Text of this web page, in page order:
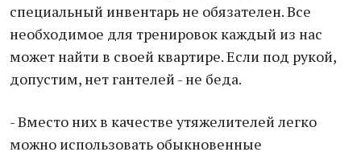
специальный инвентарь не обязателен. Все
необходимое для тренировок каждый из нас
может найти в своей квартире. Если под рукой,
допустим, нет гантелей - не беда.
- Вместо них в качестве утяжелителей легко
можно использовать обыкновенные